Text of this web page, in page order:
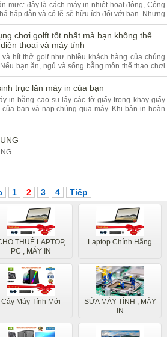
mực: đây là cách máy in nhiệt hoạt động, Công
hấp dẫn và có lẽ sẽ hữu ích đối với bạn. Nhưng
có những chiếc máy in không cần mực? Chúng
in nhiệt".
chơi golft tốt nhất mà bạn không thể
thoại và máy tính
và hít thở golf như nhiều khách hàng của chúng
bạn ăn, ngủ và sống bằng môn thể thao chơi
bạn đã có một vài ứng dụng chuyên biệt trên
của mình
trục lăn máy in của bạn
in bằng cao su lấy các tờ giấy trong khay giấy
của bạn và nạp chúng qua máy. Khi bản in hoàn
máy in của mình.
1 2 3 4 Tiếp
THUÊ LAPTOP,
PC , MÁY IN
Laptop Chính Hãng
Cây Máy Tính Mới
SỬA MÁY TÍNH , MÁY
IN